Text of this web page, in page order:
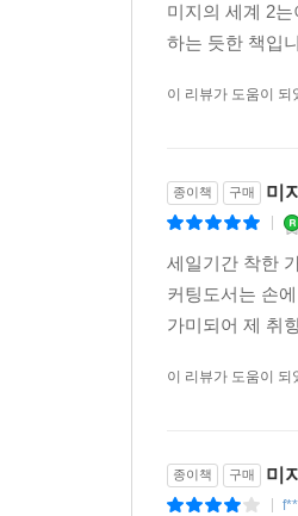
미지의 세계 2
하는 듯한 책입
이 리뷰가 도움이 되
종이책 구매 미
세일기간 착한
커팅도서는 손
가미되어 제 취
이 리뷰가 도움이 되
종이책 구매 미